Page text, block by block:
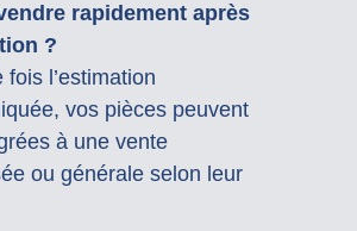
rapidement après
?
fois l’estimation
vos pièces peuvent
à une vente
ou générale selon leur